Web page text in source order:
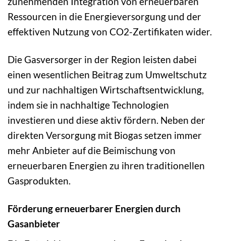
Ressourcen in die Energieversorgung und der
effektiven Nutzung von CO2-Zertifikaten wider.
Die Gasversorger in der Region leisten dabei
einen wesentlichen Beitrag zum Umweltschutz
und zur nachhaltigen Wirtschaftsentwicklung,
indem sie in nachhaltige Technologien
investieren und diese aktiv fördern. Neben der
direkten Versorgung mit Biogas setzen immer
mehr Anbieter auf die Beimischung von
erneuerbaren Energien zu ihren traditionellen
Gasprodukten.
Förderung erneuerbarer Energien durch
Gasanbieter